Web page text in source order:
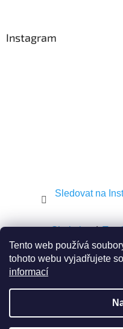
Tento web používá
tohoto webu vyjadřujete
informací
Instagram
Sledovat na
Shekel.cz